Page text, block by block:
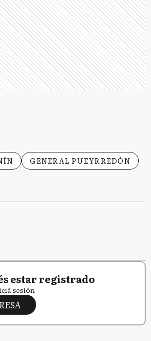
GENERAL PUEYRREDÓN
estar registrado
sesión